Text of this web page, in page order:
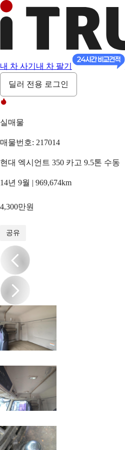
내 차 사기 내 차 팔기
딜러 전용 로그인
실매물
매물번호: 217014
현대 엑시언트 350 카고 9.5톤 수동
14년 9월 | 969,674km
4,300만원
공유
/17